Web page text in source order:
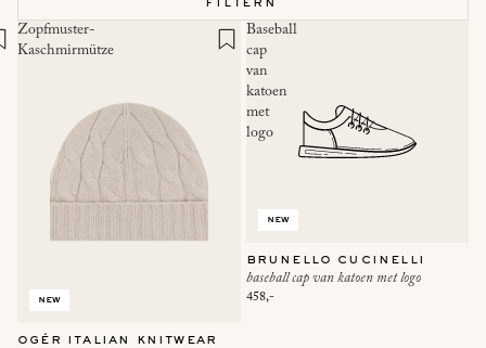
filtern
Zopfmuster-
Kaschmirmütze
new
ogér italian knitwear
Baseball
cap
van
katoen
met
logo
new
brunello cucinelli
baseball cap van katoen met logo
458,-